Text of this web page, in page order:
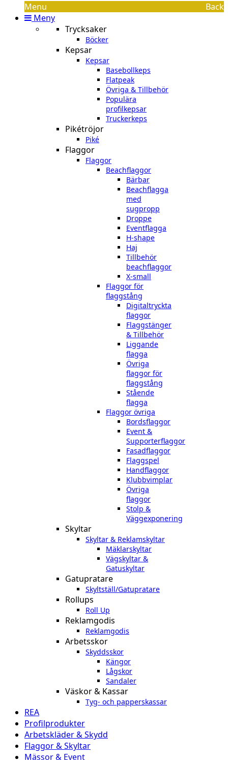
Menu
Back
Meny
Trycksaker
Böcker
Kepsar
Kepsar
Basebollkeps
Flatpeak
Övriga & Tillbehör
Populära
profilkepsar
Truckerkeps
Pikétröjor
Piké
Flaggor
Flaggor
Beachflaggor
Bärbar
Beachflagga
med
sugpropp
Droppe
Eventflagga
H-shape
Haj
Tillbehör
beachflaggor
X-small
Flaggor för
flaggstång
Digitaltryckta
flaggor
Flaggstänger
& Tillbehör
Liggande
flagga
Övriga
flaggor för
flaggstång
Stående
flagga
Flaggor övriga
Bordsflaggor
Event &
Supporterflaggor
Fasadflaggor
Flaggspel
Handflaggor
Klubbvimplar
Övriga
flaggor
Stolp &
Väggexponering
Skyltar
Skyltar & Reklamskyltar
Mäklarskyltar
Vägskyltar &
Gatuskyltar
Gatupratare
Skyltställ/Gatupratare
Rollups
Roll Up
Reklamgodis
Reklamgodis
Arbetsskor
Skyddsskor
Kängor
Lågskor
Sandaler
Väskor & Kassar
Tyg- och papperskassar
REA
Profilprodukter
Arbetskläder & Skydd
Flaggor & Skyltar
Mässor & Event